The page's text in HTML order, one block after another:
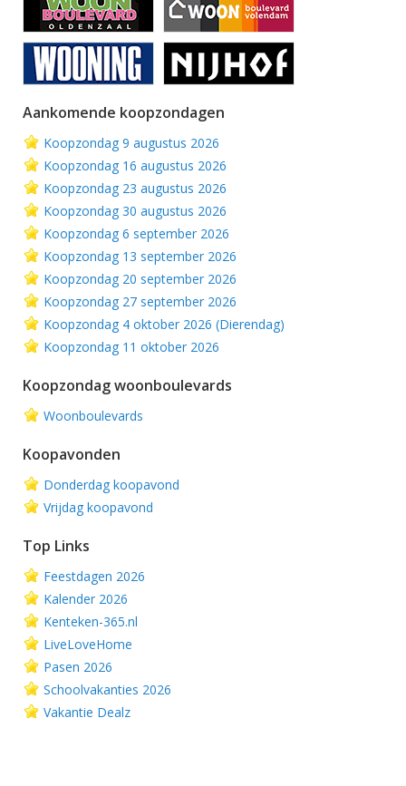
Aankomende koopzondagen
Koopzondag 9 augustus 2026
Koopzondag 16 augustus 2026
Koopzondag 23 augustus 2026
Koopzondag 30 augustus 2026
Koopzondag 6 september 2026
Koopzondag 13 september 2026
Koopzondag 20 september 2026
Koopzondag 27 september 2026
Koopzondag 4 oktober 2026 (Dierendag)
Koopzondag 11 oktober 2026
Koopzondag woonboulevards
Woonboulevards
Koopavonden
Donderdag koopavond
Vrijdag koopavond
Top Links
Feestdagen 2026
Kalender 2026
Kenteken-365.nl
LiveLoveHome
Pasen 2026
Schoolvakanties 2026
Vakantie Dealz